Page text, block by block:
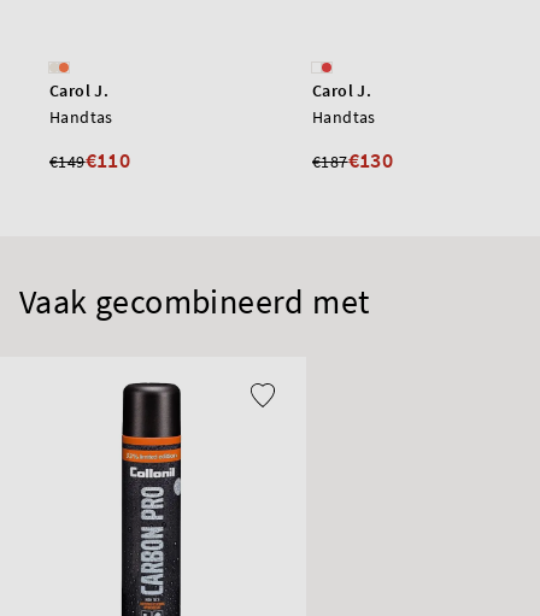
Carol J.
Handtas
€149€110
Carol J.
Handtas
€187€130
Vaak gecombineerd met